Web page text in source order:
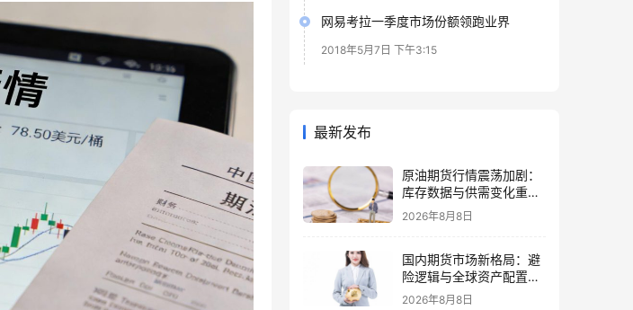
网易考拉一季度市场份额领跑业界
2018年5月7日 下午3:15
最新发布
原油期货行情震荡加剧：
库存数据与供需变化重塑
定价逻辑
2026年8月8日
国内期货市场新格局：避
险逻辑与全球资产配置再
思考
2026年8月8日